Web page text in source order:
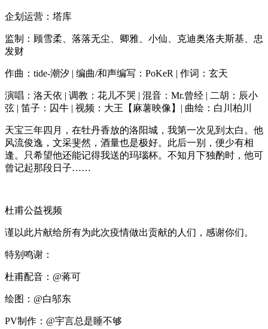
企划运营：塔库
监制：顾雪柔、落落无尘、卿雅、小仙、克迪奥洛夫斯基、忠
发财
作曲：tide-潮汐 | 编曲/和声编写：PoKeR | 作词：玄天
演唱：洛天依 | 调教：花儿不哭 | 混音：Mr.曾经 | 二胡：辰小
弦 | 笛子：囚牛 | 视频：大王【麻薯映像】| 曲绘：白川柏川
天宝三年四月，在牡丹香放的洛阳城，我第一次见到太白。他
风流俊逸，文采斐然，酒量也是极好。此后一别，便少有相
逢。只希望他还能记得我送的玛瑙杯。不知月下独酌时，他可
曾记起那段日子……
杜甫公益视频
谨以此片献给所有为此次疫情做出贡献的人们，感谢你们。
特别鸣谢：
杜甫配音：@蒋可
绘图：@白邬东
PV制作：@宇言总是睡不够